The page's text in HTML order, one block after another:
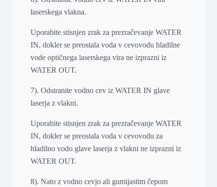
laserskega vlakna.
Uporabite stisnjen zrak za prezračevanje WATER
IN, dokler se preostala voda v cevovodu hladilne
vode optičnega laserskega vira ne izprazni iz
WATER OUT.
7). Odstranite vodno cev iz WATER IN glave
laserja z vlakni.
Uporabite stisnjen zrak za prezračevanje WATER
IN, dokler se preostala voda v cevovodu za
hladilno vodo glave laserja z vlakni ne izprazni iz
WATER OUT.
8). Nato z vodno cevjo ali gumijastim čepom